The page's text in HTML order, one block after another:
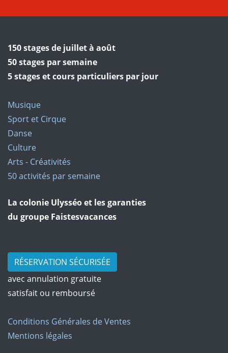
150 stages de juillet à août
50 stages par semaine
5 stages et cours particuliers par jour
Musique
Sport et Cirque
Danse
Culture
Arts - Créativités
50 activités par semaine
La colonie Ulysséo et les garanties
du groupe Faistesvacances
RÉSERVATION SÉCURISÉE
avec annulation gratuite
satisfait ou remboursé
Conditions Générales de Ventes
Mentions légales